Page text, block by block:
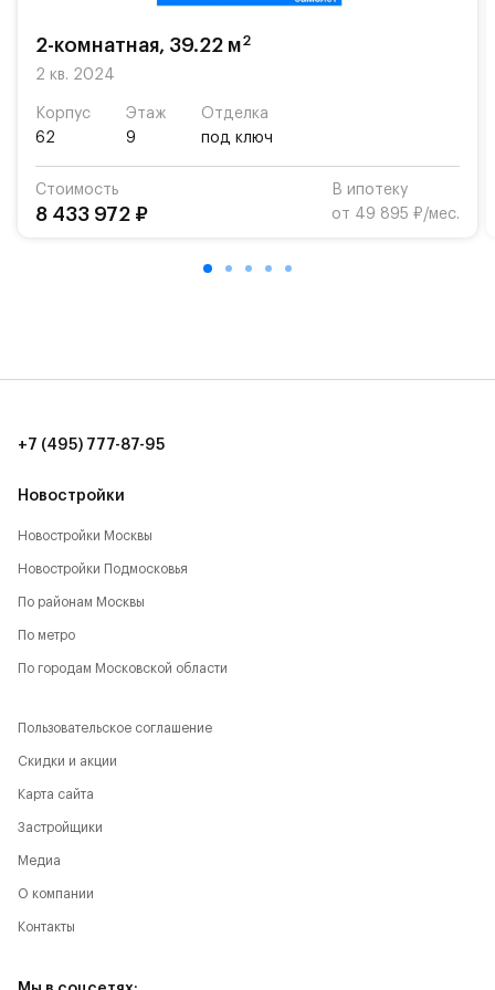
возможность посещения частной гимназии
Для автомобилистов — закрытые озеленённые
Территория квартала приватная, въезд
осуществляется по пропускам.#yan19-2r1523805#
2-комнатная, 39.22 м2
2 кв. 2024
Корпус
62
Этаж
9
Отделка
под ключ
Стоимость
8 433 972 ₽
В ипотеку
от 49 895 ₽/мес.
Новостройки
Новостройки Москвы
Новостройки Подмосковья
По районам Москвы
По метро
По городам Московской области
+7 (495) 777-87-95
Пользовательское соглашение
Скидки и акции
Карта сайта
Застройщики
Медиа
О компании
Контакты